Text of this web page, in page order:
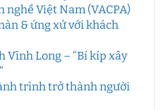
Việt Nam (VACPA)
& ứng xử với khách
Vĩnh Long – “Bí kíp xây
trình trở thành người